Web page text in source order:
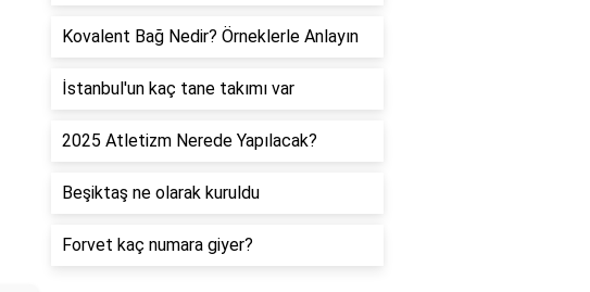
Kovalent Bağ Nedir? Örneklerle Anlayın
İstanbul'un kaç tane takımı var
2025 Atletizm Nerede Yapılacak?
Beşiktaş ne olarak kuruldu
Forvet kaç numara giyer?